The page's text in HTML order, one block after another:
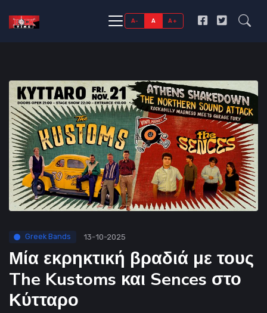
A- A A+
Greek Bands 13-10-2025
Μία εκρηκτική βραδιά με τους
The Kustoms και Sences στο
Κύτταρο